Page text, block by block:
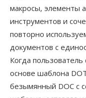
макросы, элементы
инструментов и
повторно
документов с
Когда
основе шаблона
безымянный DOC с